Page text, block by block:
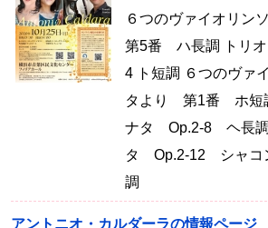
６つのヴァイオリン
第5番 ハ長調 トリオ
4 ト短調 ６つのヴァ
タより 第1番 ホ短
ナタ Op.2-8 ヘ長調
タ Op.2-12 シャコ
調
アントニオ・カルダーラの情報ページ